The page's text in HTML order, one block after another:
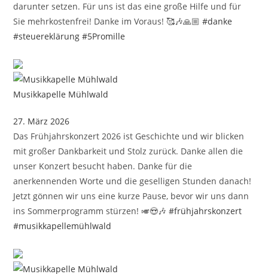
darunter setzen. Für uns ist das eine große Hilfe und für
Sie mehrkostenfrei! Danke im Voraus! 🥰🎶🙏🏼 #danke
#steuereklärung#5Promille
Musikkapelle Mühlwald
27. März 2026
Das Frühjahrskonzert 2026 ist Geschichte und wir blicken
mit großer Dankbarkeit und Stolz zurück. Danke allen die
unser Konzert besucht haben. Danke für die
anerkennenden Worte und die geselligen Stunden danach!
Jetzt gönnen wir uns eine kurze Pause, bevor wir uns dann
ins Sommerprogramm stürzen! 🎺😍🎶 #frühjahrskonzert
#musikkapellemühlwald